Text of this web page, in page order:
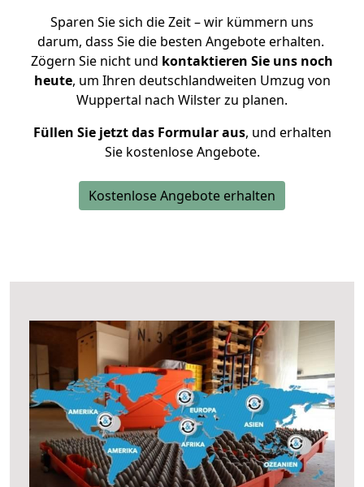
Sparen Sie sich die Zeit – wir kümmern uns
darum, dass Sie die besten Angebote erhalten.
Zögern Sie nicht und kontaktieren Sie uns noch
heute, um Ihren deutschlandweiten Umzug von
Wuppertal nach Wilster zu planen.
Füllen Sie jetzt das Formular aus, und erhalten
Sie kostenlose Angebote.
Kostenlose Angebote erhalten